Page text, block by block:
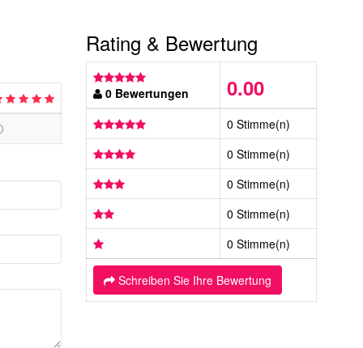
Rating & Bewertung
0 Bewertungen 0.00
0 Stimme(n)
0 Stimme(n)
0 Stimme(n)
0 Stimme(n)
0 Stimme(n)
Schreiben Sie Ihre Bewertung